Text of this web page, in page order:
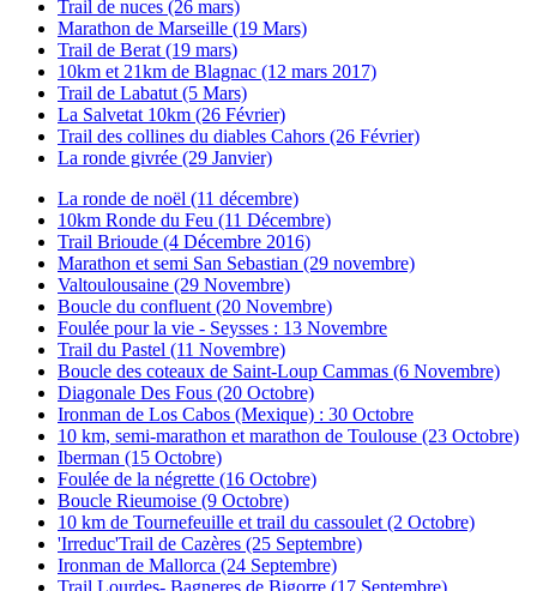
Trail de nuces (26 mars)
Marathon de Marseille (19 Mars)
Trail de Berat (19 mars)
10km et 21km de Blagnac (12 mars 2017)
Trail de Labatut (5 Mars)
La Salvetat 10km (26 Février)
Trail des collines du diables Cahors (26 Février)
La ronde givrée (29 Janvier)
La ronde de noël (11 décembre)
10km Ronde du Feu (11 Décembre)
Trail Brioude (4 Décembre 2016)
Marathon et semi San Sebastian (29 novembre)
Valtoulousaine (29 Novembre)
Boucle du confluent (20 Novembre)
Foulée pour la vie - Seysses : 13 Novembre
Trail du Pastel (11 Novembre)
Boucle des coteaux de Saint-Loup Cammas (6 Novembre)
Diagonale Des Fous (20 Octobre)
Ironman de Los Cabos (Mexique) : 30 Octobre
10 km, semi-marathon et marathon de Toulouse (23 Octobre)
Iberman (15 Octobre)
Foulée de la négrette (16 Octobre)
Boucle Rieumoise (9 Octobre)
10 km de Tournefeuille et trail du cassoulet (2 Octobre)
'Irreduc'Trail de Cazères (25 Septembre)
Ironman de Mallorca (24 Septembre)